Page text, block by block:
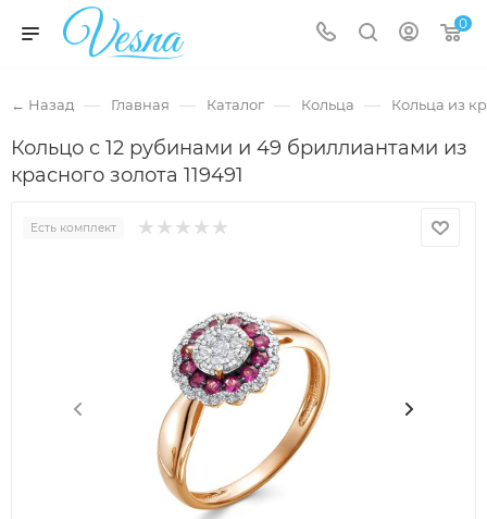
0
← Назад — Главная — Каталог — Кольца — Кольца из
Кольцо с 12 рубинами и 49 бриллиантами из
красного золота 119491
Есть комплект